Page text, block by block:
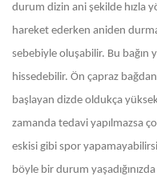
durum dizin ani şekilde hızla
hareket ederken aniden
sebebiyle oluşabilir. Bu bağın
hissedebilir. Ön çapraz
başlayan dizde oldukça
zamanda tedavi yapılmazsa
eskisi gibi spor
böyle bir durum